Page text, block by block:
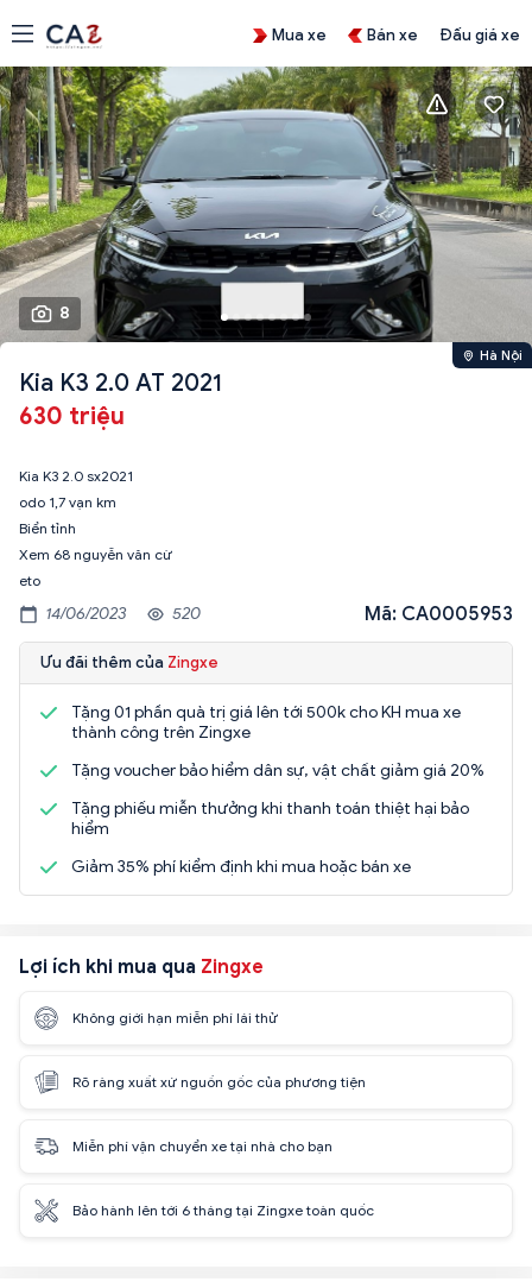
Mua xe Bán xe Đấu giá xe
8
Hà Nội
Kia K3 2.0 AT 2021
630 triệu
Kia K3 2.0 sx2021
odo 1,7 vạn km
Biển tỉnh
Xem 68 nguyễn văn cừ
eto
14/06/2023 520 Mã: CA0005953
Ưu đãi thêm của Zingxe
Tặng 01 phần quà trị giá lên tới 500k cho KH mua xe
thành công trên Zingxe
Tặng voucher bảo hiểm dân sự, vật chất giảm giá 20%
Tặng phiếu miễn thưởng khi thanh toán thiệt hại bảo
hiểm
Giảm 35% phí kiểm định khi mua hoặc bán xe
Lợi ích khi mua qua Zingxe
Không giới hạn miễn phí lái thử
Rõ ràng xuất xứ nguồn gốc của phương tiện
Miễn phí vận chuyển xe tại nhà cho bạn
Bảo hành lên tới 6 tháng tại Zingxe toàn quốc